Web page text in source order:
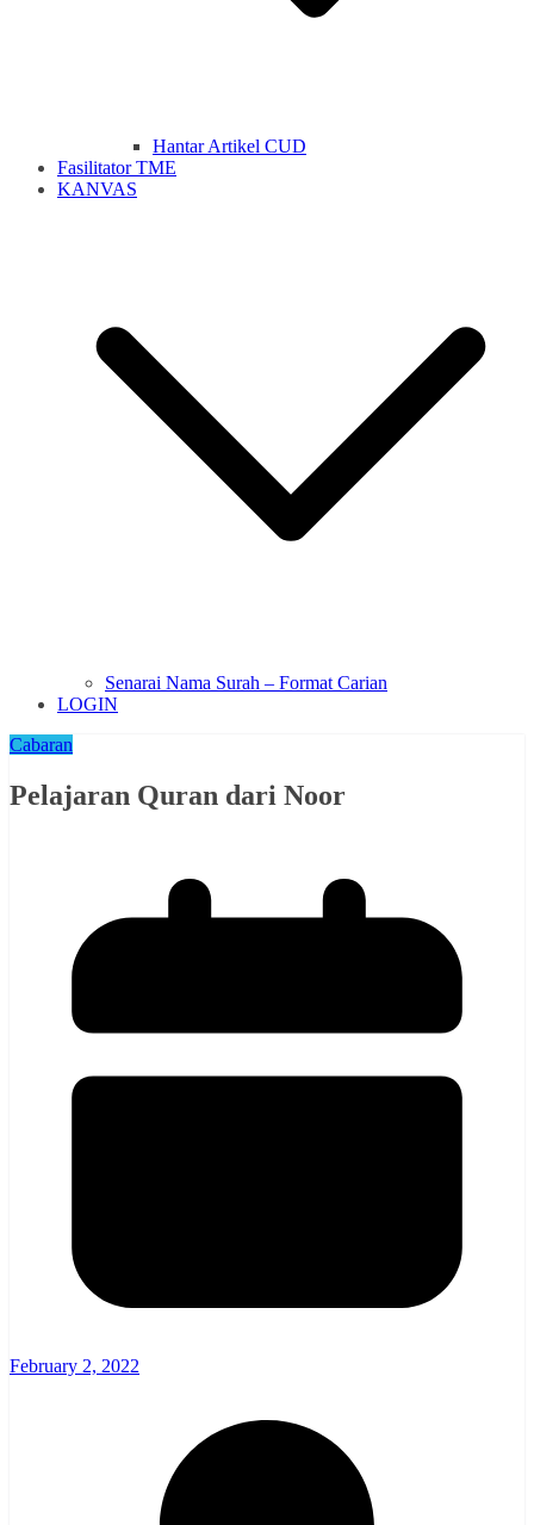
Hantar Artikel CUD
Fasilitator TME
KANVAS
Senarai Nama Surah – Format Carian
LOGIN
Cabaran
Pelajaran Quran dari Noor
February 2, 2022